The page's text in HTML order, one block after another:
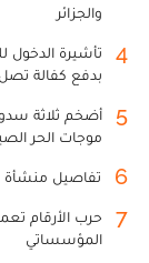
والجزائر
4
بدفع كفالة تصل إلى 20
5
أضخم ثلاثة
موجات الحر
6 تفاصيل منشأة
7
حرب الأرقام
المؤسساتي